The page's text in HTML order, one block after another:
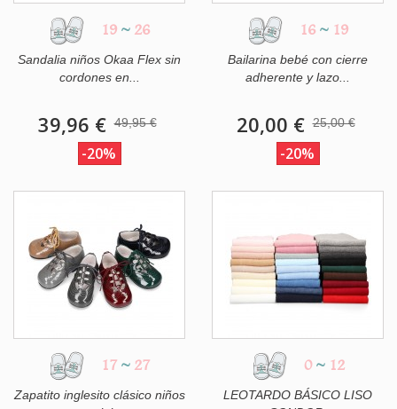
19 ~ 26
Sandalia niños Okaa Flex sin
cordones en...
39,96 € 49,95 €
-20%
16 ~ 19
Bailarina bebé con cierre
adherente y lazo...
20,00 € 25,00 €
-20%
17 ~ 27
Zapatito inglesito clásico niños
0 ~12
LEOTARDO BÁSICO LISO